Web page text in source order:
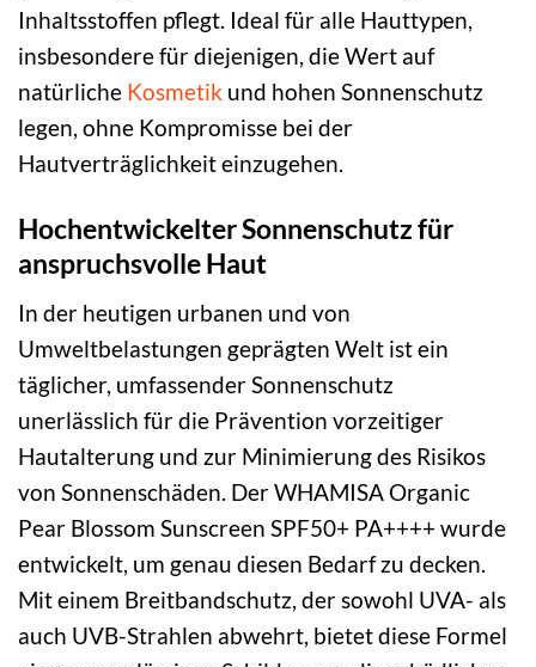
Inhaltsstoffen pflegt. Ideal für alle Hauttypen,
insbesondere für diejenigen, die Wert auf
natürliche Kosmetik und hohen Sonnenschutz
legen, ohne Kompromisse bei der
Hautverträglichkeit einzugehen.
Hochentwickelter Sonnenschutz für
anspruchsvolle Haut
In der heutigen urbanen und von
Umweltbelastungen geprägten Welt ist ein
täglicher, umfassender Sonnenschutz
unerlässlich für die Prävention vorzeitiger
Hautalterung und zur Minimierung des Risikos
von Sonnenschäden. Der WHAMISA Organic
Pear Blossom Sunscreen SPF50+ PA++++ wurde
entwickelt, um genau diesen Bedarf zu decken.
Mit einem Breitbandschutz, der sowohl UVA- als
auch UVB-Strahlen abwehrt, bietet diese Formel